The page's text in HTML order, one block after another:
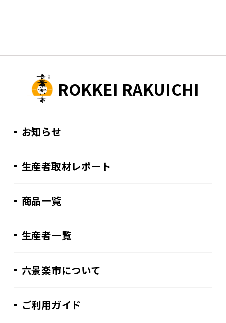
ROKKEI RAKUICHI
お知らせ
生産者取材レポート
商品一覧
生産者一覧
六景楽市について
ご利用ガイド